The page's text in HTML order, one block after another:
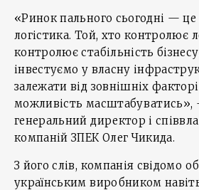
«Ринок пального сьогодні —
логістика. Той, хто контролює
контролює стабільність
інвестуємо у власну
залежати від зовнішніх
можливість масштабуватись»,
генеральний директор і
компаній ЗПЕК Олег Чикида.
З його слів, компанія свідомо
українським виробником